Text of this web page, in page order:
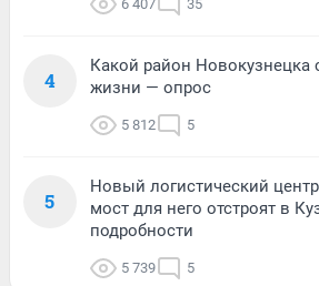
6 407 35
4
Какой район
жизни — опрос
5 812 5
5
Новый логистический
мост для него отстроят в
подробности
5 739 5